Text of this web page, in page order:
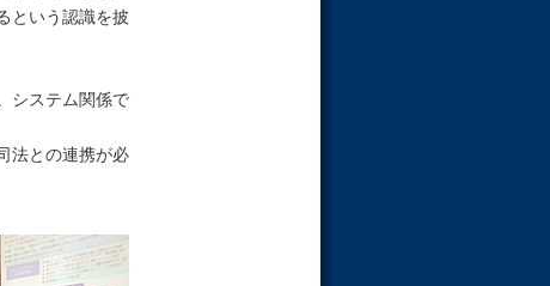
という認識を披
システム関係で
法との連携が必